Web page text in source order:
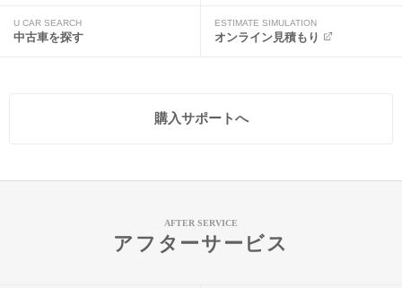
U CAR SEARCH
中古車を探す
ESTIMATE SIMULATION
オンライン見積もり
購入サポートへ
AFTER SERVICE
アフターサービス